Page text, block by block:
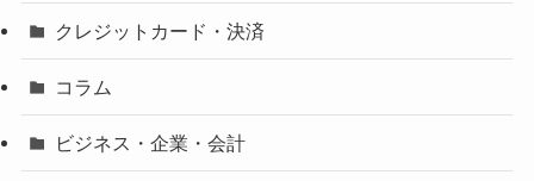
クレジットカード・決済
コラム
ビジネス・企業・会計